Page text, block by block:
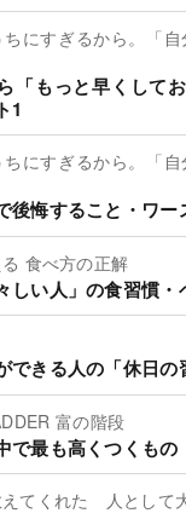
にすぎるから。「
「もっと早くして
1
にすぎるから。「
後悔すること・ワー
食べ方の正解
しい人」の食習慣・
できる人の「休日の
富の階段
で最も高くつくもの
てくれた 人として